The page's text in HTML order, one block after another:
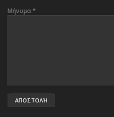
Μήνυμα *